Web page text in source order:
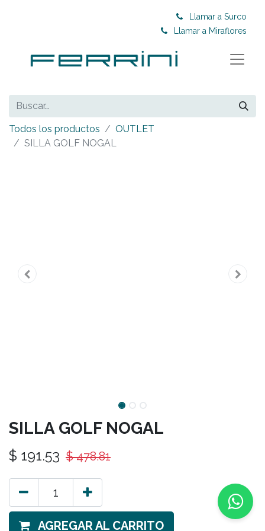
Llamar a Surco
Llamar a Miraflores
Todos los productos
OUTLET
SILLA GOLF NOGAL
SILLA GOLF NOGAL
$ 191.53 $478.81
AGREGAR AL CARRITO